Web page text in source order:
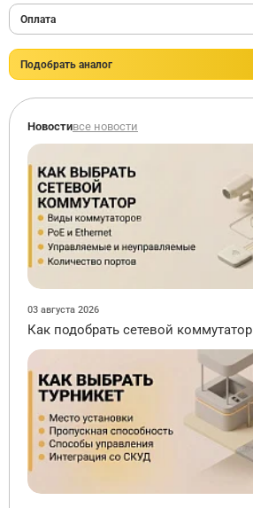
Оплата
Подобрать аналог
Новостивсе новости
03 августа 2026
Как подобрать сетевой коммутатор